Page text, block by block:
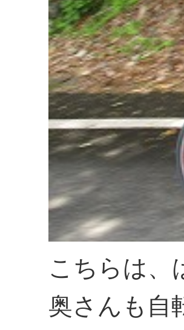
こちらは、
奥さんも自